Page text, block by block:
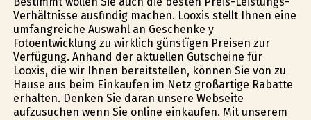
Verhältnisse ausfindig machen. Looxis stellt Ihnen eine
umfangreiche Auswahl an Geschenke y
Fotoentwicklung zu wirklich günstïgen Preisen zur
Verfügung. Anhand der aktuellen Gutscheine für
Looxis, die wir Ihnen bereitstellen, können Sie von zu
Hause aus beim Einkaufen im Netz großartige Rabatte
erhalten. Denken Sie daran unsere Webseite
aufzusuchen wenn Sie online einkaufen. Mit unserem